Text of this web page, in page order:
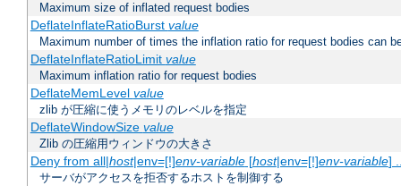
Maximum size of inflated request bodies
DeflateInflateRatioBurst value
Maximum number of times the inflation ratio for request bodies can
DeflateInflateRatioLimit value
Maximum inflation ratio for request bodies
DeflateMemLevel value
zlib が圧縮に使うメモリのレベルを指定
DeflateWindowSize value
Zlib の圧縮用ウィンドウの大きさ
Deny from all|host|env=[!]env-variable[host|env=[!]env-variable]
サーバがアクセスを拒否するホストを制御する